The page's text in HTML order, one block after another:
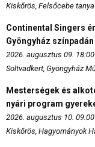
Kiskőrös, Felsőcebe tanya
Continental Singers
Gyöngyház színpadán
2026. augusztus 09.
Soltvadkert, Gyöngyház
Mesterségek és
nyári program
2026. augusztus 10.
Kiskőrös, Hagyományok